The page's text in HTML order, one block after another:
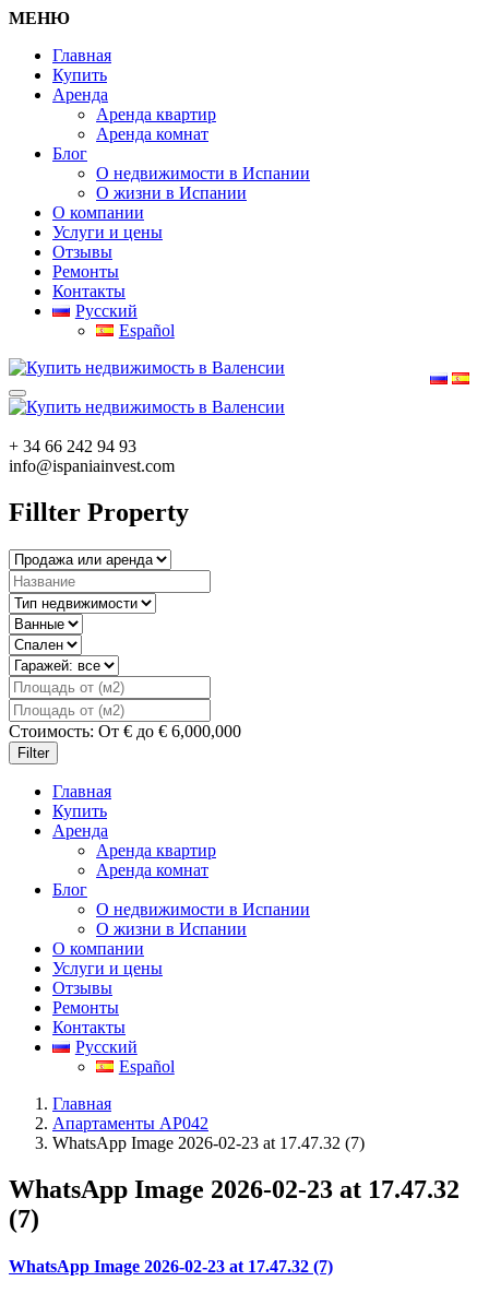
МЕНЮ
Главная
Купить
Аренда
Аренда квартир
Аренда комнат
Блог
О недвижимости в Испании
О жизни в Испании
О компании
Услуги и цены
Отзывы
Ремонты
Контакты
Русский
Español
+ 34 66 242 94 93
info@ispaniainvest.com
Fillter Property
Стоимость: От € до € 6,000,000
Filter
Главная
Купить
Аренда
Аренда квартир
Аренда комнат
Блог
О недвижимости в Испании
О жизни в Испании
О компании
Услуги и цены
Отзывы
Ремонты
Контакты
Русский
Español
Главная
Апартаменты AP042
WhatsApp Image 2026-02-23 at 17.47.32 (7)
WhatsApp Image 2026-02-23 at 17.47.32
(7)
WhatsApp Image 2026-02-23 at 17.47.32 (7)